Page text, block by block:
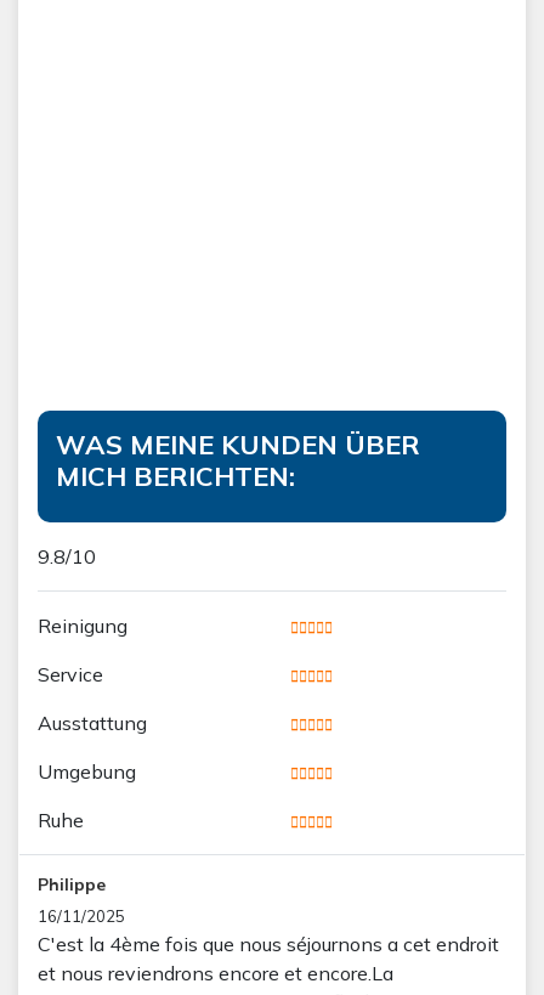
WAS MEINE KUNDEN ÜBER
MICH BERICHTEN:
9.8/10
Reinigung
Service
Ausstattung
Umgebung
Ruhe
Philippe
16/11/2025
C'est la 4ème fois que nous séjournons a cet endroit
et nous reviendrons encore et encore.La